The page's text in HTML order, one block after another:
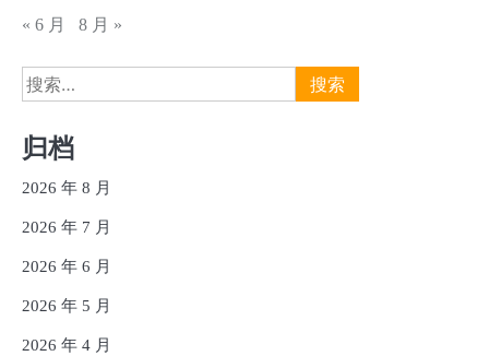
« 6 月 8 月 »
搜
索：
归档
2026 年 8 月
2026 年 7 月
2026 年 6 月
2026 年 5 月
2026 年 4 月